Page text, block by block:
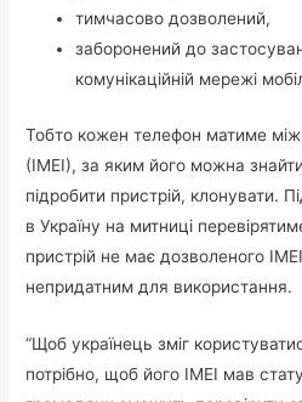
тимчасово дозволений,
заборонений до
комунікаційній мережі
Тобто кожен телефон матиме
(ІМЕІ), за яким його можна
підробити пристрій, клонувати.
в Україну на митниці
пристрій не має дозволеного
непридатним для використання.
“Щоб українець зміг
потрібно, щоб його IMEI мав